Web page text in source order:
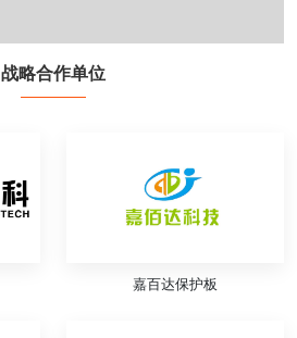
战略合作单位
嘉百达保护板